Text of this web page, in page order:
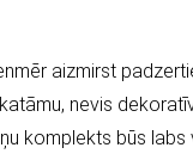
aizmirst
nevis
komplekts būs labs